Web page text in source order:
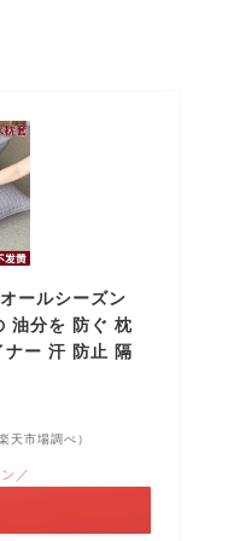
ールシーズン
油分を 防ぐ 枕
ナー 汗 防止 隔
市場調べ）
／